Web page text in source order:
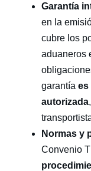
Garantía
en la
cubre los
aduaneros
garantía es
autorizada
Normas y
Convenio